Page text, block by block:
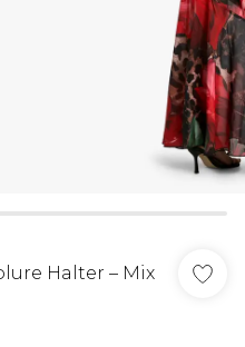
Halter – Mix